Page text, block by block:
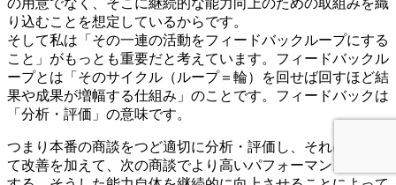
の用意でなく、そこに継続的な能力向上のための取組みを織
り込むことを想定しているからです。
そして私は「その一連の活動をフィードバックループにする
こと」がもっとも重要だと考えています。フィードバックル
ープとは「そのサイクル（ループ＝輪）を回せば回すほど結
果や成果が増幅する仕組み」のことです。フィードバックは
「分析・評価」の意味です。
つまり本番の商談をつど適切に分析・評価し、それに基づい
て改善を加えて、次の商談でより高いパフォーマンスを発揮